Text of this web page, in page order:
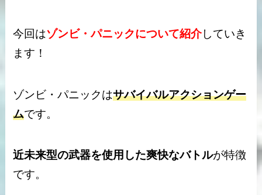
今回はゾンビ・パニックについて紹介していき
ます！
ゾンビ・パニックはサバイバルアクションゲー
ムです。
近未来型の武器を使用した爽快なバトルが特徴
です。